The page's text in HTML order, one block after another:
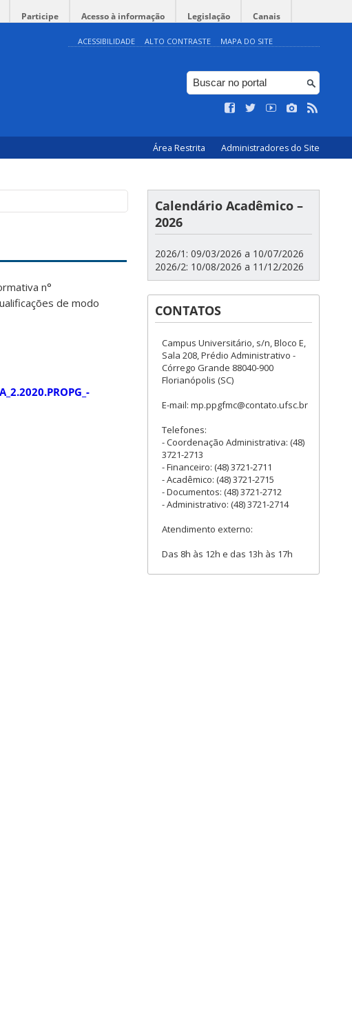
Participe Acesso à informação Legislação Canais
ACESSIBILIDADE ALTO CONTRASTE MAPA DO SITE
Área Restrita Administradores do Site
n°
de modo
Calendário Acadêmico –
2026
2026/1: 09/03/2026 a 10/07/2026
2026/2: 10/08/2026 a 11/12/2026
CONTATOS
Campus Universitário, s/n, Bloco E,
Sala 208, Prédio Administrativo -
Córrego Grande 88040-900
Florianópolis (SC)
E-mail: mp.ppgfmc@contato.ufsc.br
Telefones:
- Coordenação Administrativa: (48)
3721-2713
- Financeiro: (48) 3721-2711
- Acadêmico: (48) 3721-2715
- Documentos: (48) 3721-2712
- Administrativo: (48) 3721-2714
Atendimento externo:
Das 8h às 12h e das 13h às 17h